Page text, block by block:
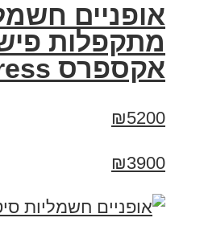
אופניים
מתקפלות
אקספרס Fisher express
₪5200
₪3900